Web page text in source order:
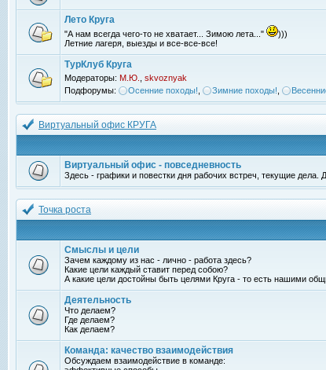
Лето Круга
"А нам всегда чего-то не хватает... Зимою лета..."
)))
Летние лагеря, выезды и все-все-все!
ТурКлуб Круга
Модераторы: М.Ю.
skvoznyak
Подфорумы:
Осенние походы! Зимние походы!
Виртуальный офис КРУГА
Виртуальный офис - повседневность
Здесь - графики и повестки дня рабочих встреч, текущие дела.
Точка роста
Смыслы и цели
Зачем каждому из нас - лично - работа здесь?
Какие цели каждый ставит перед собою?
А какие цели достойны быть целями Круга - то есть нашими
Деятельность
Что делаем?
Где делаем?
Как делаем?
Команда: качество взаимодействия
Обсуждаем взаимодействие в команде: